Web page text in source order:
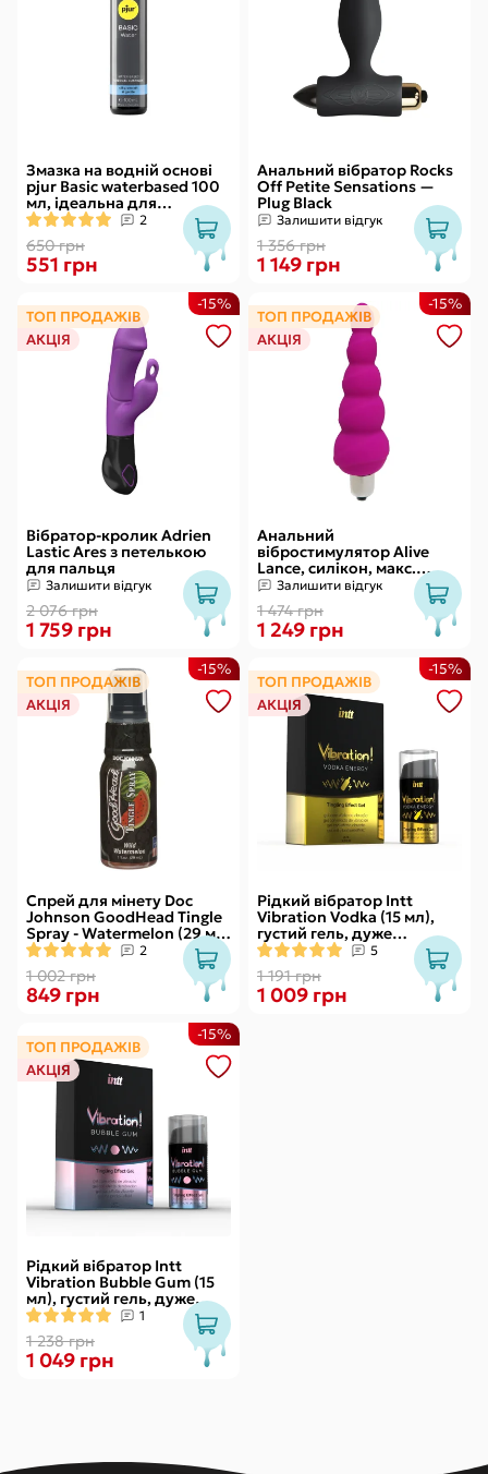
Змазка на водній основі
pjur Basic waterbased 100
мл, ідеальна для
новачків, найкраща ціна/
якість
2
650 грн
551 грн
Анальний вібратор Rocks
Off Petite Sensations —
Plug Black
Залишити відгук
1 356 грн
1 149 грн
ТОП ПРОДАЖІВ
АКЦІЯ
Вібратор-кролик Adrien
Lastic Ares з петелькою
для пальця
Залишити відгук
2 076 грн
-15%
1 759 грн
ТОП ПРОДАЖІВ
АКЦІЯ
Анальний
вібростимулятор Alive
Lance, силікон, макс.
діаметр 2,9 см
(передостання кулька)
Залишити відгук
1 474 грн
-15%
1 249 грн
ТОП ПРОДАЖІВ
АКЦІЯ
Спрей для мінету Doc
Johnson GoodHead Tingle
Spray - Watermelon (29 мл)
зі стимулювальним
ефектом
2
1 002 грн
-15%
849 грн
ТОП ПРОДАЖІВ
АКЦІЯ
Рідкий вібратор Intt
Vibration Vodka (15 мл),
густий гель, дуже
смачний, діє до 30 хвилин
5
1 191 грн
-15%
1 009 грн
ТОП ПРОДАЖІВ
АКЦІЯ
Рідкий вібратор Intt
Vibration Bubble Gum (15
мл), густий гель, дуже
смачний, діє до 30 хвилин
1
1 238 грн
-15%
1 049 грн